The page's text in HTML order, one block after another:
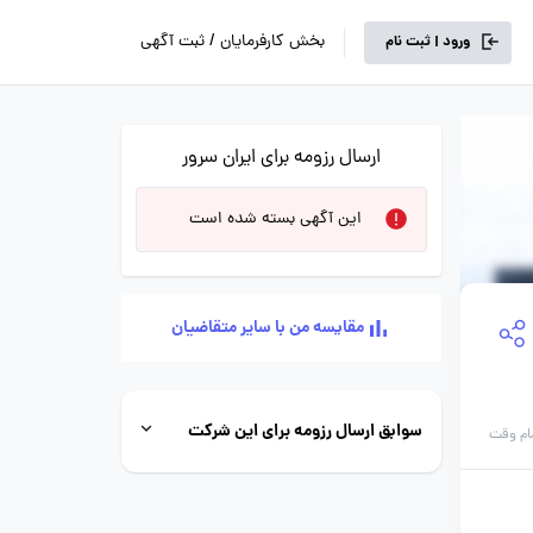
ورود | ثبت نام بخش کارفرمایان / ثبت آگهی
وقت
ارسال رزومه برای ایران سرور
این آگهی بسته شده است
مقایسه من با سایر متقاضیان
سوابق ارسال رزومه برای این شرکت